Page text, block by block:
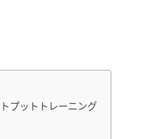
プットトレーニング